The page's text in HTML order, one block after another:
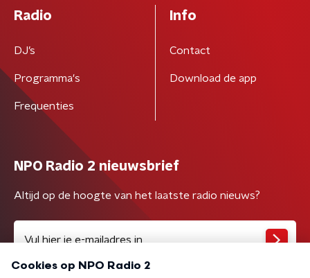
Radio
DJ’s
Programma's
Frequenties
Info
Contact
Download de app
NPO Radio 2 nieuwsbrief
Altijd op de hoogte van het laatste radio nieuws?